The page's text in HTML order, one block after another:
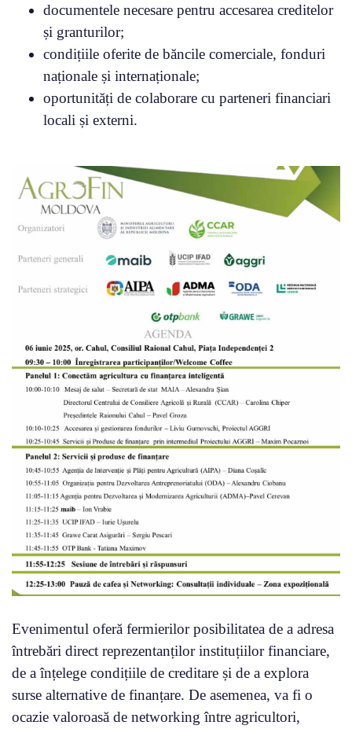
documentele necesare pentru accesarea creditelor
și granturilor;
condițiile oferite de băncile comerciale, fonduri
naționale și internaționale;
oportunități de colaborare cu parteneri financiari
locali și externi.
Evenimentul oferă fermierilor posibilitatea de a adresa
întrebări direct reprezentanților instituțiilor financiare,
de a înțelege condițiile de creditare și de a explora
surse alternative de finanțare. De asemenea, va fi o
ocazie valoroasă de networking între agricultori,